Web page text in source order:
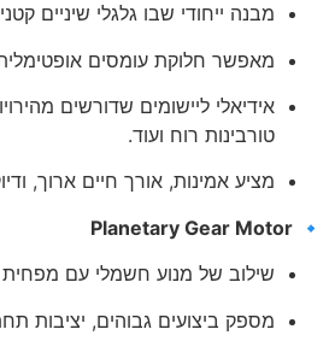
מבנה ייחודי שבו גלגלי שיניים
מאפשר חלוקת עומסים
אידיאלי ליישומים שדורשים
טורבינות רוח ועוד.
מציע אמינות, אורך חיים ארוך,
🔹
Planetary Gear Motor
שילוב של מנוע חשמלי עם
מספק ביצועים גבוהים, יציבות